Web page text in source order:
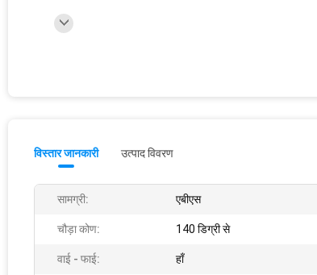
विस्तार जानकारी उत्पाद विवरण
सामग्री: एबीएस
चौड़ा कोण: 140 डिग्री से
वाई - फाई: हाँ